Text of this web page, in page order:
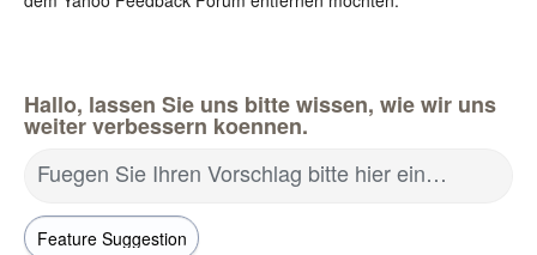
Hallo, lassen Sie uns bitte wissen, wie wir uns
weiter verbessern koennen.
Fuegen Sie Ihren Vorschlag bitte hier ein…